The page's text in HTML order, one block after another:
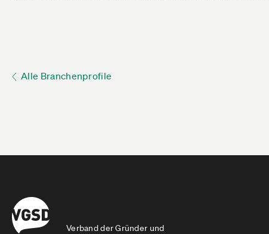
Alle Branchenprofile
Verband der Gründer und